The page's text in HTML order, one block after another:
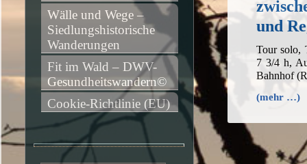
und
Tour solo,
7 3/4 h,
Bahnhof
(mehr …)
Wälle und Wege –
Siedlungshistorische
Wanderungen
Fit im Wald – DWV-
Gesundheitswandern©
Cookie-Richtlinie (EU)